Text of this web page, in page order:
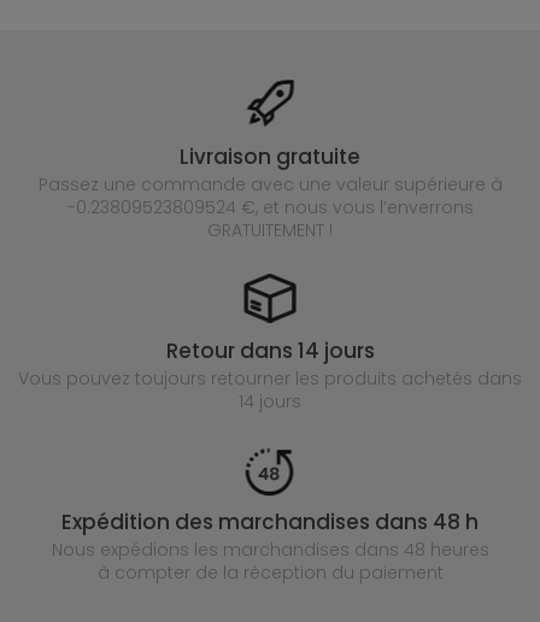
Livraison gratuite
Passez une commande avec une valeur supérieure à
-0.23809523809524 €, et nous vous l’enverrons
GRATUITEMENT !
Retour dans 14 jours
Vous pouvez toujours retourner les produits achetés dans
14 jours
Expédition des marchandises dans 48 h
Nous expédions les marchandises dans 48 heures
à compter de la réception du paiement